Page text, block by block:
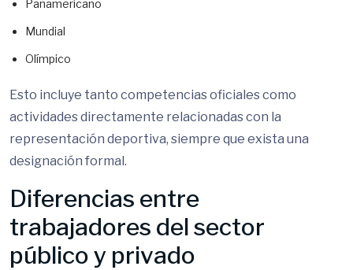
Panamericano
Mundial
Olímpico
Esto incluye tanto competencias oficiales como
actividades directamente relacionadas con la
representación deportiva, siempre que exista una
designación formal.
Diferencias entre
trabajadores del sector
público y privado